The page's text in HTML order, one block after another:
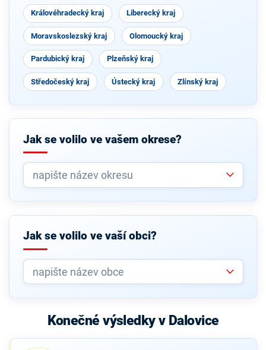
Královéhradecký kraj Liberecký kraj
Moravskoslezský kraj Olomoucký kraj
Pardubický kraj Plzeňský kraj
Středočeský kraj Ústecký kraj Zlínský kraj
Jak se volilo ve vašem okrese?
Jak se volilo ve vaší obci?
Konečné výsledky v Dalovice